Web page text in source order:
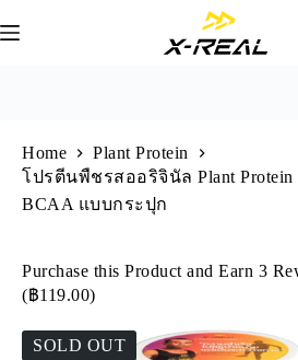
Home
Plant Protein
โปรตีนพืชรสออริจินัล Plant Protein
BCAA แบบกระปุก
Purchase this Product and Earn 3
(฿119.00)
SOLD OUT